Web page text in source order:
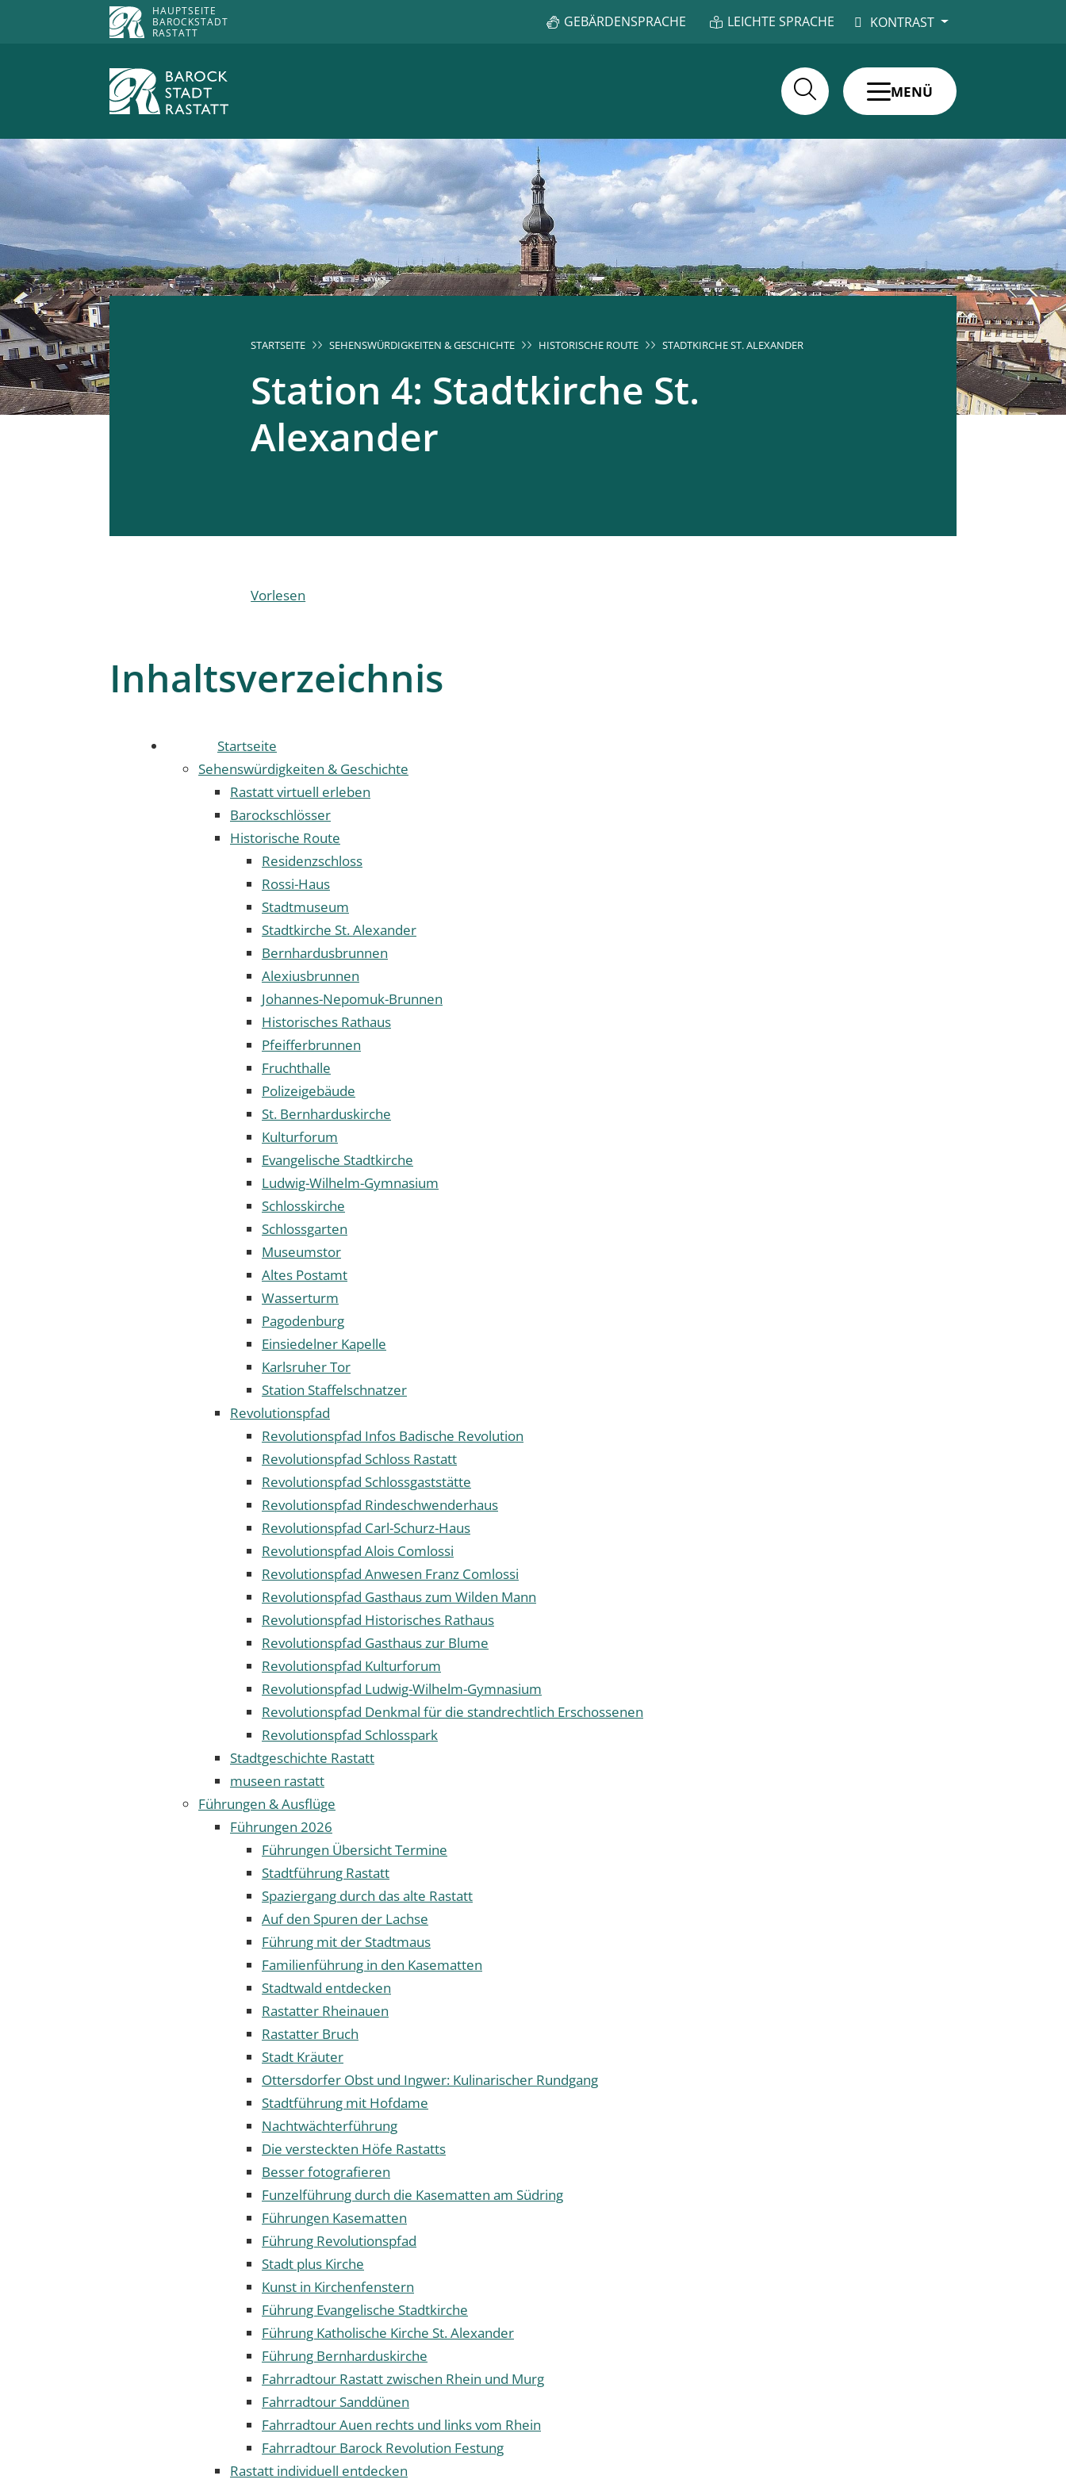
HAUPTSEITE
BAROCKSTADT
RASTATT
GEBÄRDENSPRACHE LEICHTE SPRACHE KONTRAST
MENÜ
STARTSEITE SEHENSWÜRDIGKEITEN & GESCHICHTE HISTORISCHE ROUTE STADTKIRCHE ST. ALEXANDER
Station 4: Stadtkirche St.
Alexander
Vorlesen
Inhaltsverzeichnis
Startseite
Sehenswürdigkeiten & Geschichte
Rastatt virtuell erleben
Barockschlösser
Historische Route
Residenzschloss
Rossi-Haus
Stadtmuseum
Stadtkirche St. Alexander
Bernhardusbrunnen
Alexiusbrunnen
Johannes-Nepomuk-Brunnen
Historisches Rathaus
Pfeifferbrunnen
Fruchthalle
Polizeigebäude
St. Bernharduskirche
Kulturforum
Evangelische Stadtkirche
Ludwig-Wilhelm-Gymnasium
Schlosskirche
Schlossgarten
Museumstor
Altes Postamt
Wasserturm
Pagodenburg
Einsiedelner Kapelle
Karlsruher Tor
Station Staffelschnatzer
Revolutionspfad
Revolutionspfad Infos Badische Revolution
Revolutionspfad Schloss Rastatt
Revolutionspfad Schlossgaststätte
Revolutionspfad Rindeschwenderhaus
Revolutionspfad Carl-Schurz-Haus
Revolutionspfad Alois Comlossi
Revolutionspfad Anwesen Franz Comlossi
Revolutionspfad Gasthaus zum Wilden Mann
Revolutionspfad Historisches Rathaus
Revolutionspfad Gasthaus zur Blume
Revolutionspfad Kulturforum
Revolutionspfad Ludwig-Wilhelm-Gymnasium
Revolutionspfad Denkmal für die standrechtlich Erschossenen
Revolutionspfad Schlosspark
Stadtgeschichte Rastatt
museen rastatt
Führungen & Ausflüge
Führungen 2026
Führungen Übersicht Termine
Stadtführung Rastatt
Spaziergang durch das alte Rastatt
Auf den Spuren der Lachse
Führung mit der Stadtmaus
Familienführung in den Kasematten
Stadtwald entdecken
Rastatter Rheinauen
Rastatter Bruch
Stadt Kräuter
Ottersdorfer Obst und Ingwer: Kulinarischer Rundgang
Stadtführung mit Hofdame
Nachtwächterführung
Die versteckten Höfe Rastatts
Besser fotografieren
Funzelführung durch die Kasematten am Südring
Führungen Kasematten
Führung Revolutionspfad
Stadt plus Kirche
Kunst in Kirchenfenstern
Führung Evangelische Stadtkirche
Führung Katholische Kirche St. Alexander
Führung Bernharduskirche
Fahrradtour Rastatt zwischen Rhein und Murg
Fahrradtour Sanddünen
Fahrradtour Auen rechts und links vom Rhein
Fahrradtour Barock Revolution Festung
Rastatt individuell entdecken